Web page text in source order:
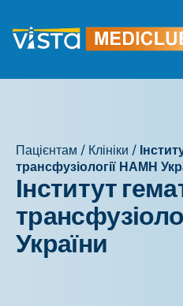
змісту
Пацієнтам / Клініки /
трансфузіології НАМН
Інститут
України